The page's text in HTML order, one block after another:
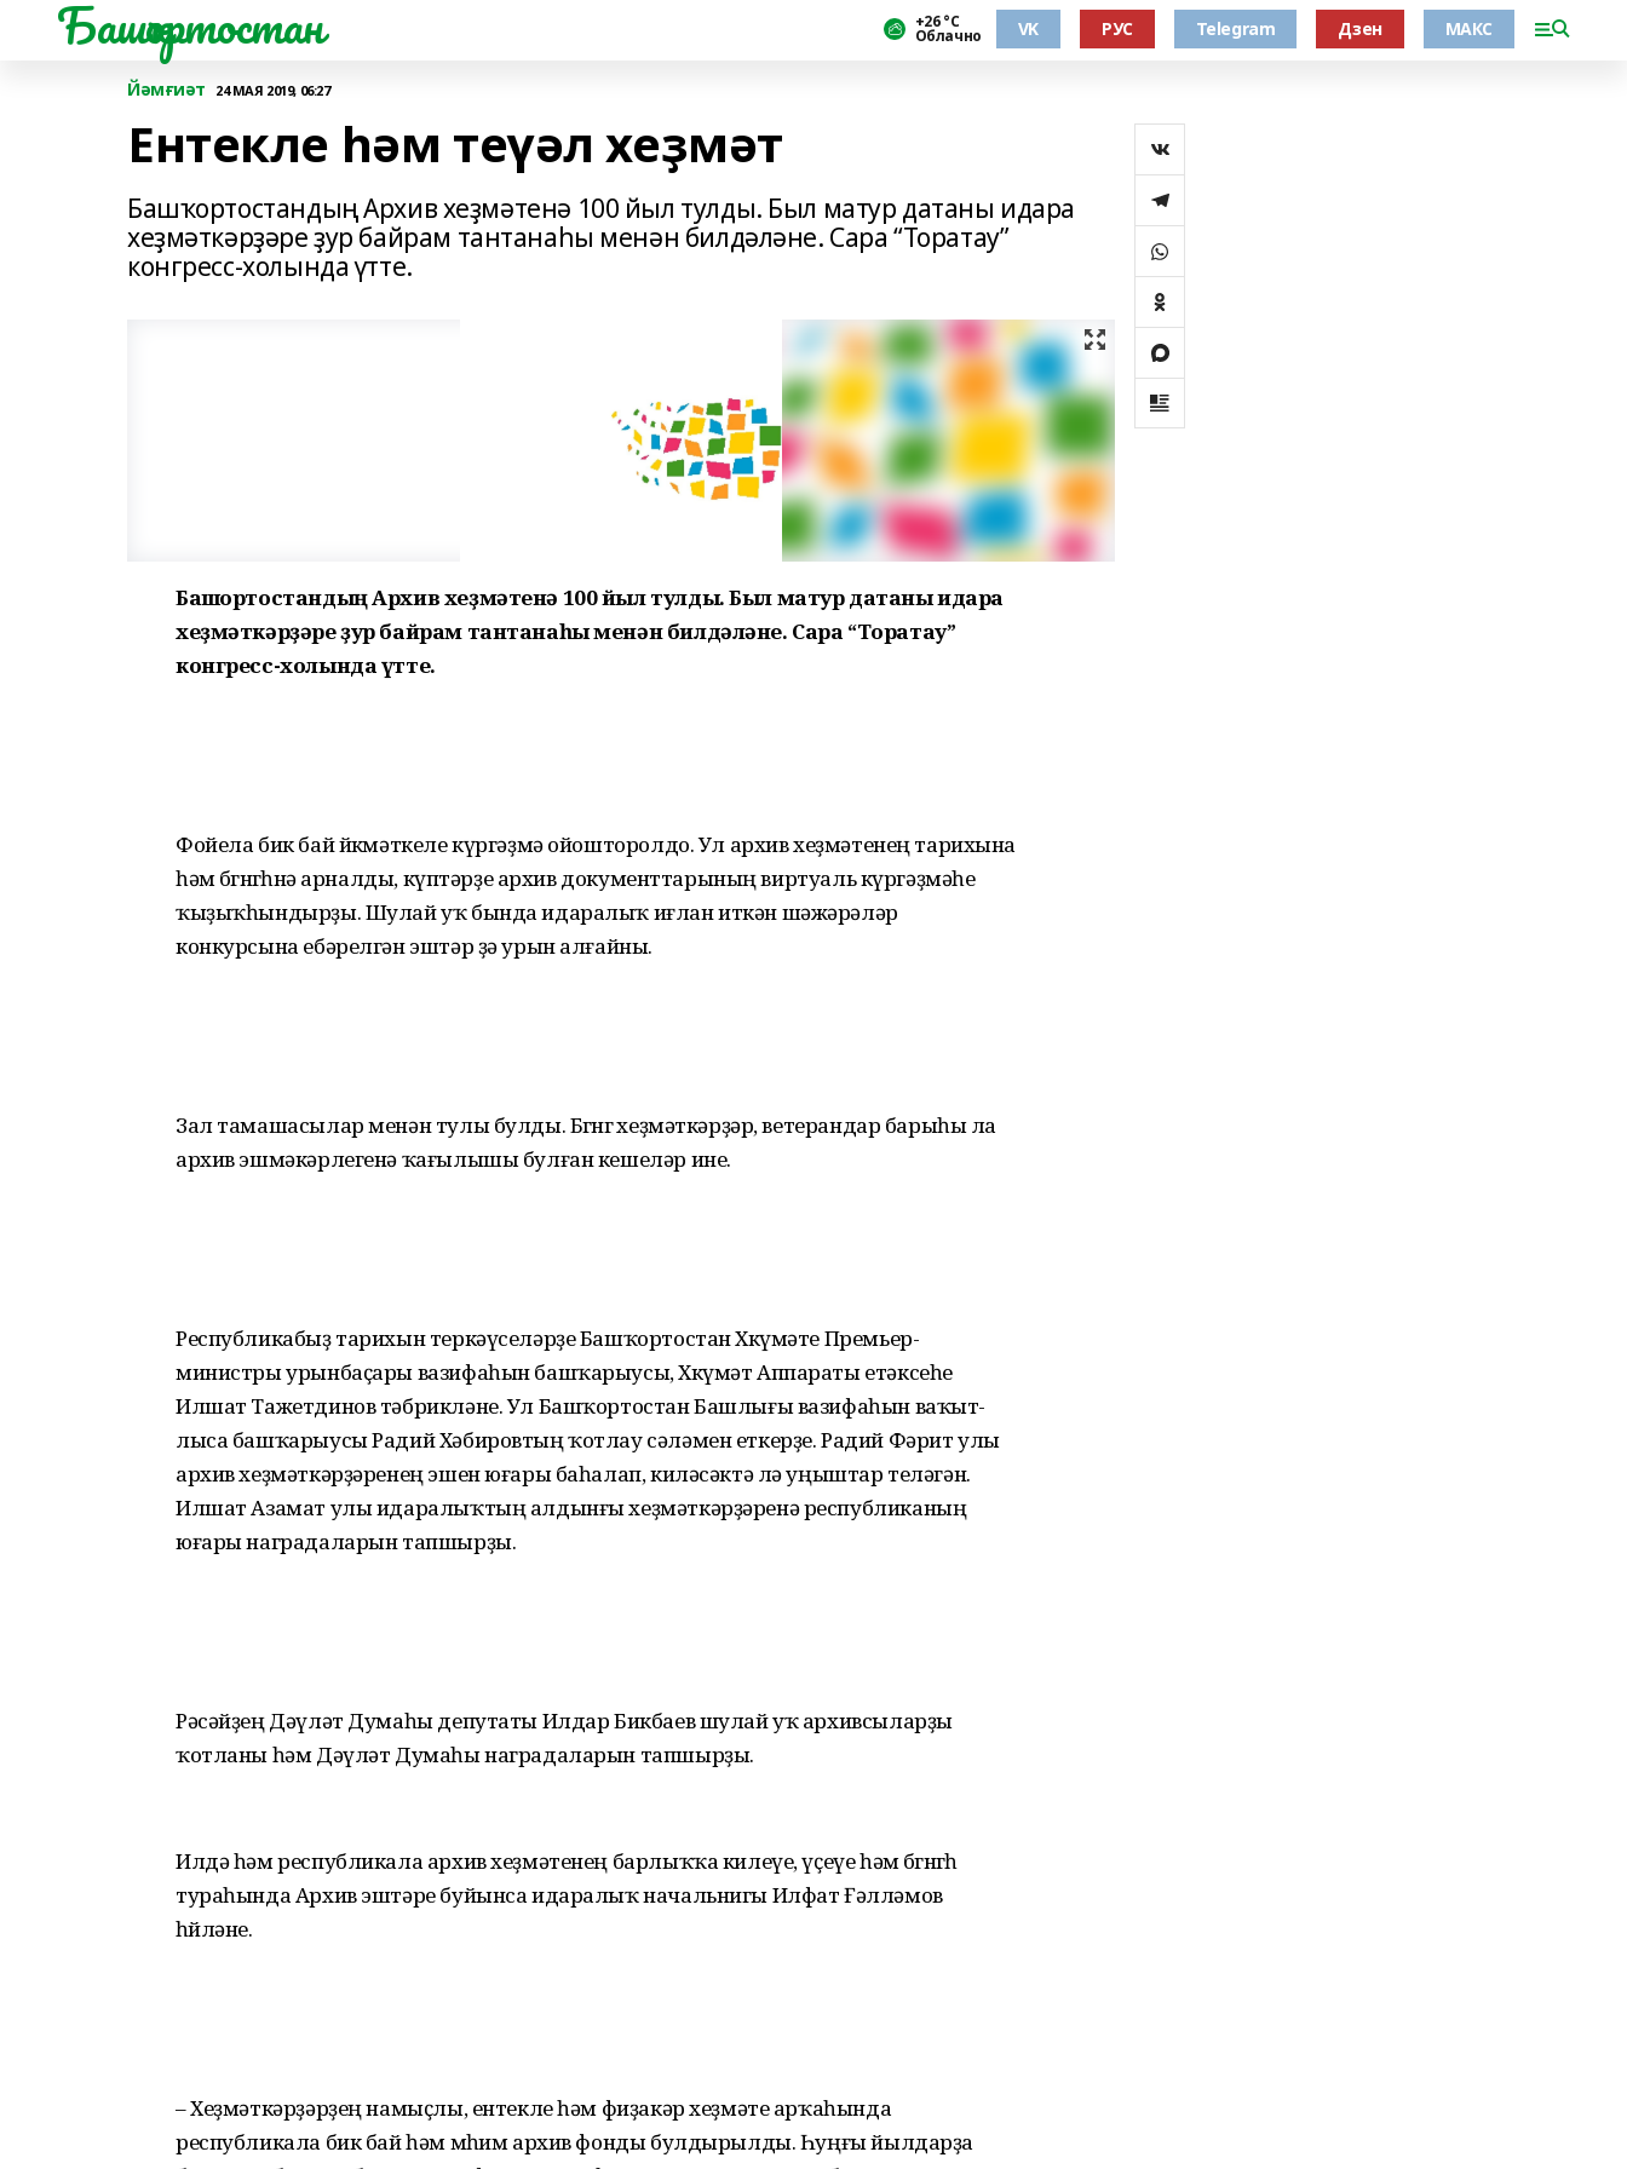
Башҡортостан +26 °С
Облачно VK РУС Telegram Дзен МАКС
Йәмғиәт 24 МАЯ 2019, 06:27
Ентекле һәм теүәл хеҙмәт
Башҡортостандың Архив хеҙмәтенә 100 йыл тулды. Был матур датаны идара
хеҙмәткәрҙәре ҙур байрам тантанаһы менән билдәләне. Сара “Торатау”
конгресс-холында үтте.
Башҡортостандың Архив хеҙмәтенә 100 йыл тулды. Был матур датаны идара
хеҙмәткәрҙәре ҙур байрам тантанаһы менән билдәләне. Сара “Торатау”
конгресс-холында үтте.
Фойела бик бай йөкмәт­келе күргәҙмә ойошторолдо. Ул архив хеҙмәтенең тарихына
һәм бөгөнгөһөнә арналды, күптәрҙе архив доку­менттарының виртуаль күр­гәҙмәһе
ҡыҙыҡһын­дырҙы. Шулай уҡ бында идаралыҡ иғлан иткән шәжәрәләр
конкурсына ебәрелгән эштәр ҙә урын алғайны.
Зал тамашасылар менән тулы булды. Бөгөнгө хеҙмәт­кәрҙәр, ветерандар бары­һы ла
архив эшмәкәрлегенә ҡағылышы булған кешеләр ине.
Республикабыҙ тарихын теркәүселәрҙе Башҡорт­ос­тан Хөкүмәте Премьер-
министры урынбаҫары вази­фа­һын башҡарыусы, Хөкү­мәт Аппараты етәксеһе
Илшат Тажетдинов тәбрик­ләне. Ул Башҡортостан Башлығы вазифаһын ваҡыт­
лыса баш­ҡарыусы Радий Хә­би­ровтың ҡотлау сәләмен ет­керҙе. Радий Фәрит улы
архив хеҙ­мәт­кәрҙәренең эшен юғары баһалап, килә­сәктә лә уңыштар теләгән.
Илшат Азамат улы ида­ралыҡтың алдынғы хеҙ­мәткәрҙәренә респуб­ли­каның
юғары наградаларын тапшырҙы.
Рәсәйҙең Дәүләт Думаһы депутаты Илдар Бикбаев шулай уҡ архивсыларҙы
ҡотланы һәм Дәүләт Думаһы наградаларын тапшырҙы.
Илдә һәм республикала архив хеҙмәтенең барлыҡҡа килеүе, үҫеүе һәм бөгөнгөһө
тураһында Архив эштәре буйынса идаралыҡ начальнигы Илфат Ғәлләмов
һөйләне.
– Хеҙмәткәрҙәрҙең на­мыҫ­лы, ентекле һәм фиҙа­кәр хеҙмәте арҡаһында
республикала бик бай һәм мө­һим архив фонды булдырылды. Һуңғы йылдарҙа